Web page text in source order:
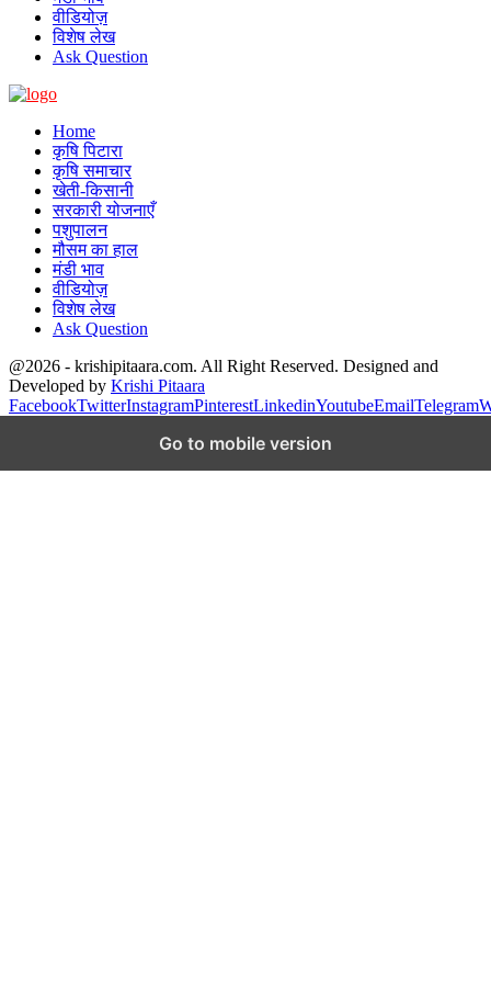
वीडियोज़
विशेष लेख
Ask Question
Home
कृषि पिटारा
कृषि समाचार
खेती-किसानी
सरकारी योजनाएँ
पशुपालन
मौसम का हाल
मंडी भाव
वीडियोज़
विशेष लेख
Ask Question
@2026 - krishipitaara.com. All Right Reserved. Designed and
Developed by Krishi Pitaara
FacebookTwitterInstagramPinterestLinkedinYoutubeEmailTelegram
Go to mobile version